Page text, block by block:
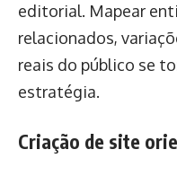
editorial. Mapear
relacionados,
reais do público se
estratégia.
Criação de site